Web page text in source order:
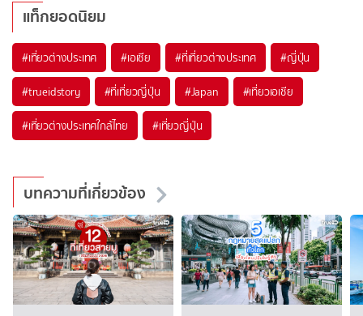
แท็กยอดนิยม
#เที่ยวต่างประเทศ #เอเชีย #ที่เที่ยวต่างประเทศ #ญี่ปุ่น
#trueidstory #ที่เที่ยวญี่ปุ่น #Japan #เที่ยวเอเชีย
#เที่ยวต่างประเทศใกล้ไทย #เที่ยวญี่ปุ่น
บทความที่เกี่ยวข้อง